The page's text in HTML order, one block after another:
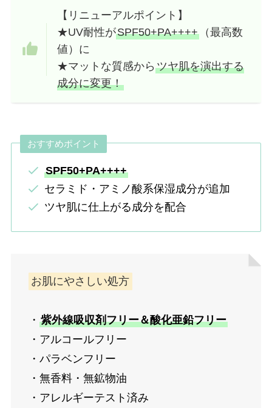
【リニューアルポイント】
★UV耐性がSPF50+PA++++ （最高数
値）に
★マットな質感からツヤ肌を演出する
成分に変更！
おすすめポイント
SPF50+PA++++
セラミド・アミノ酸系保湿成分が追加
ツヤ肌に仕上がる成分を配合
お肌にやさしい処方
・ 紫外線吸収剤フリー＆酸化亜鉛フリー
・アルコールフリー
・パラベンフリー
・無香料・無鉱物油
・アレルギーテスト済み